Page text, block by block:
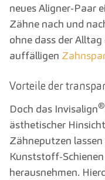
neues Aligner-Paar
Zähne nach und
ohne dass der
auffälligen
Vorteile der
Doch das Invisalign®
ästhetischer
Zähneputzen
Kunststoff-
herausnehmen.